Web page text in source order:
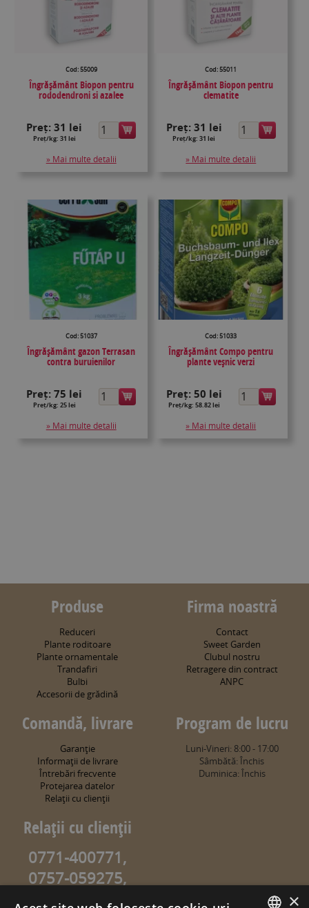
Cod: 55009
Îngrășământ Biopon pentru
rododendroni si azalee
Preț:31 lei
Preț/kg: 31 lei
» Mai multe detalii
Cod: 55011
Îngrășământ Biopon pentru
clematite
Preț: 31 lei
Preț/kg: 31 lei
» Mai multe detalii
Cod: 51037
Îngrăşământ gazon Terrasan
contra buruienilor
Preț:75 lei
Preț/kg: 25 lei
» Mai multe detalii
Cod: 51033
Îngrăşământ Compo pentru
plante veșnic verzi
Preț: 50 lei
Preț/kg: 58.82 lei
» Mai multe detalii
Produse
Reduceri
Plante roditoare
Plante ornamentale
Trandafiri
Bulbi
Accesorii de grădină
Firma noastră
Contact
Sweet Garden
Clubul nostru
Retragere din contract
ANPC
Comandă, livrare
Garanţie
Informaţii de livrare
Întrebări frecvente
Protejarea datelor
Relaţii cu clienţii
Program de lucru
Luni-Vineri: 8:00 - 17:00
Sâmbătă: Închis
Duminica: Închis
Relaţii cu clienţii
0771-400771,
0757-059275,
0757-059274
×